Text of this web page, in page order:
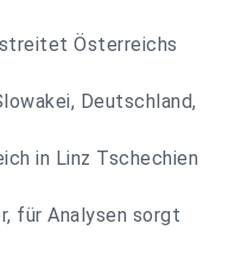
Österreichs
Deutschland,
in Linz Tschechien
für Analysen sorgt